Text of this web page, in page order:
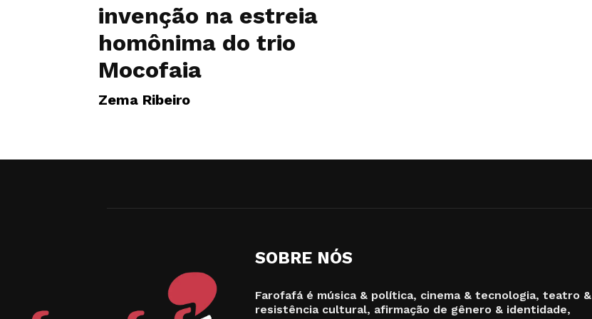
invenção na estreia
homônima do trio
Mocofaia
Zema Ribeiro
SOBRE NÓS
Farofafá é música & política, cinema & tecnologia, teatro &
resistência cultural, afirmação de gênero & identidade,